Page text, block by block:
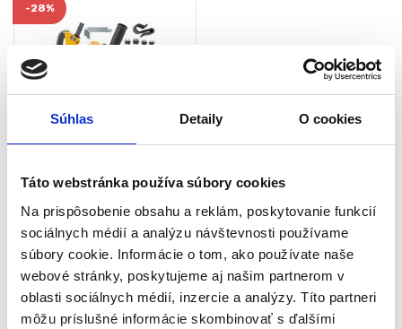
Súhlas Detaily O cookies
Táto webstránka používa súbory cookies
Na prispôsobenie obsahu a reklám, poskytovanie funkcií
sociálnych médií a analýzu návštevnosti používame
súbory cookie. Informácie o tom, ako používate naše
webové stránky, poskytujeme aj našim partnerom v
oblasti sociálnych médií, inzercie a analýzy. Títo partneri
môžu príslušné informácie skombinovať s ďalšími
Príslušenstvo k brúskam
-28%
125OGM
Skladom - doručenie do 24-
48 hod
Maximálny priemer brúsneho
kotúča: 115/125 mm
Maximálna hĺbka rezu: 30 mm